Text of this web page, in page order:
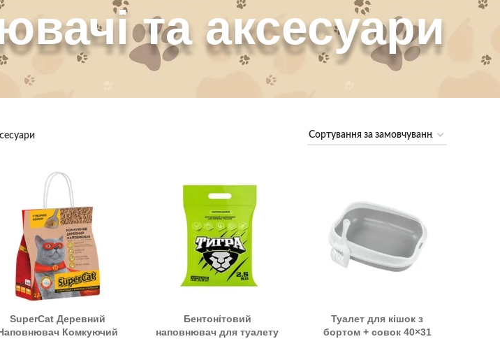
та аксесуари
SuperCat Деревний
Комкуючий
Бентонітовий
наповнювач для туалету
Туалет для кішок з
бортом + совок 40×31